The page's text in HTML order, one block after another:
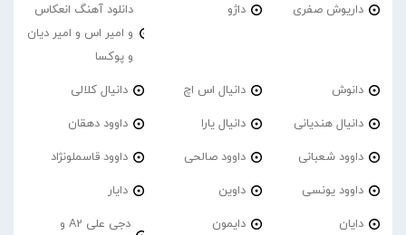
داریوش صفری داژو
دانلود آهنگ انعکاس
و امیر اس و امیر دیان
و پوکسا
دانوش دانیال اس اچ دانیال کلالی
دانیال هندیانی دانیال یارا داوود دهقان
داوود شعبانی داوود صالحی داوود قاسملونژاد
داوود یونسی داوین دایار
دایان دایمون
دجی علی A2 و